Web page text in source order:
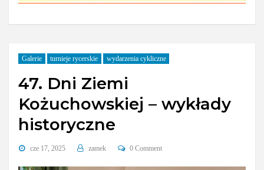
Galerie turnieje rycerskie wydarzenia cykliczne
47. Dni Ziemi
Kożuchowskiej – wykłady
historyczne
cze 17, 2025 zamek 0 Comment